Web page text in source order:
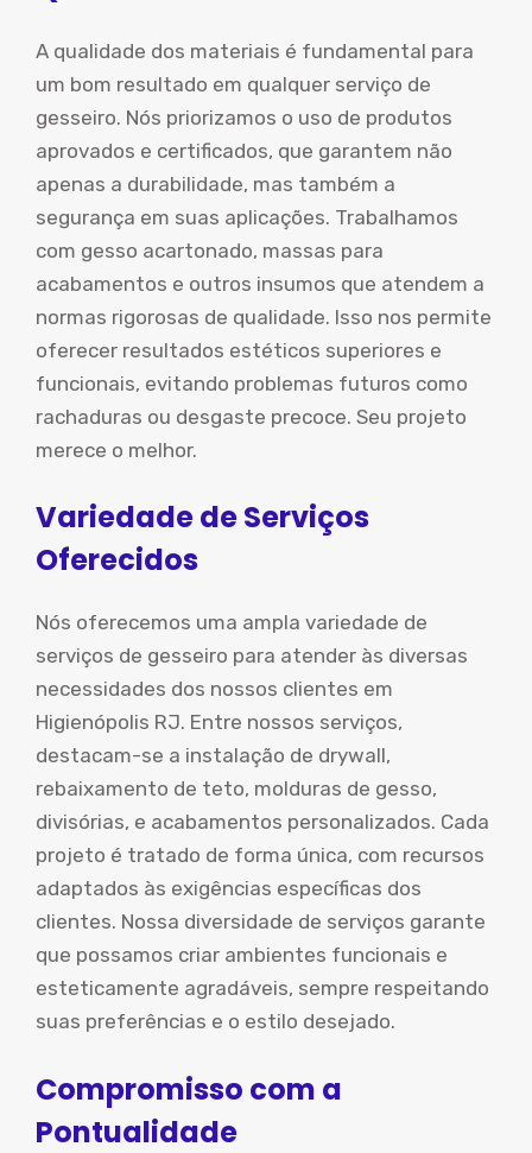
A qualidade dos materiais é fundamental para
um bom resultado em qualquer serviço de
gesseiro. Nós priorizamos o uso de produtos
aprovados e certificados, que garantem não
apenas a durabilidade, mas também a
segurança em suas aplicações. Trabalhamos
com gesso acartonado, massas para
acabamentos e outros insumos que atendem a
normas rigorosas de qualidade. Isso nos permite
oferecer resultados estéticos superiores e
funcionais, evitando problemas futuros como
rachaduras ou desgaste precoce. Seu projeto
merece o melhor.
Variedade de Serviços
Oferecidos
Nós oferecemos uma ampla variedade de
serviços de gesseiro para atender às diversas
necessidades dos nossos clientes em
Higienópolis RJ. Entre nossos serviços,
destacam-se a instalação de drywall,
rebaixamento de teto, molduras de gesso,
divisórias, e acabamentos personalizados. Cada
projeto é tratado de forma única, com recursos
adaptados às exigências específicas dos
clientes. Nossa diversidade de serviços garante
que possamos criar ambientes funcionais e
esteticamente agradáveis, sempre respeitando
suas preferências e o estilo desejado.
Compromisso com a
Pontualidade